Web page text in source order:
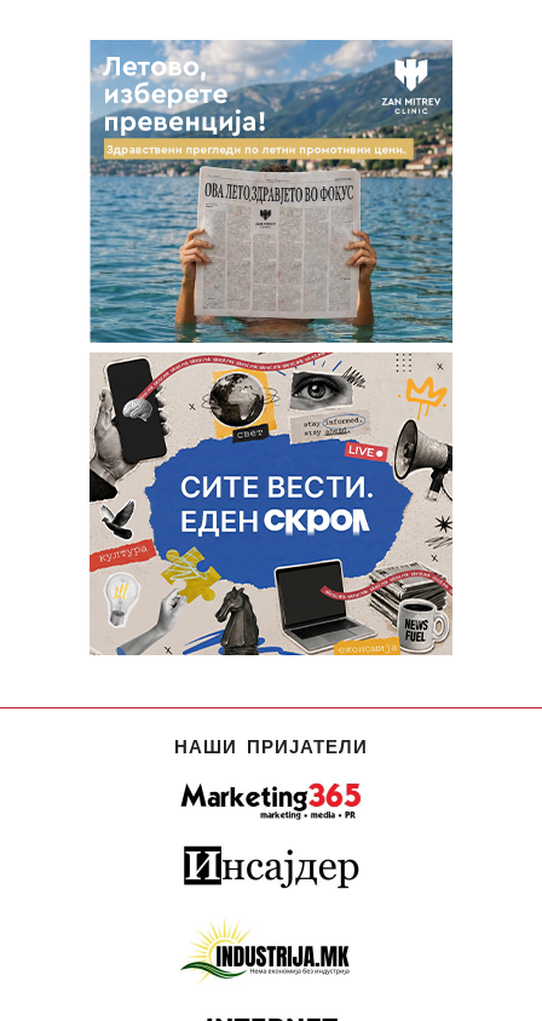
НАШИ ПРИЈАТЕЛИ